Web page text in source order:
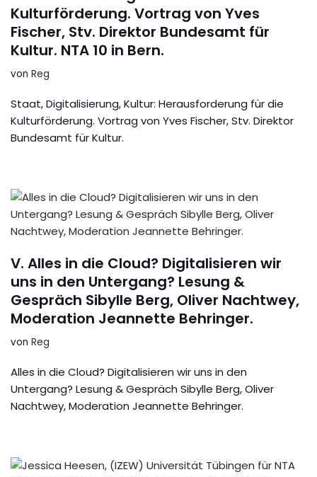
Kulturförderung. Vortrag von Yves
Fischer, Stv. Direktor Bundesamt für
Kultur. NTA 10 in Bern.
von Reg
Staat, Digitalisierung, Kultur: Herausforderung für die
Kulturförderung. Vortrag von Yves Fischer, Stv. Direktor
Bundesamt für Kultur.
V. Alles in die Cloud? Digitalisieren wir
uns in den Untergang? Lesung &
Gespräch Sibylle Berg, Oliver Nachtwey,
Moderation Jeannette Behringer.
von Reg
Alles in die Cloud? Digitalisieren wir uns in den
Untergang? Lesung & Gespräch Sibylle Berg, Oliver
Nachtwey, Moderation Jeannette Behringer.